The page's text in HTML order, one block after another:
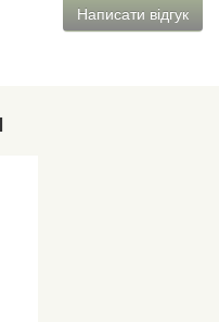
Написати відгук